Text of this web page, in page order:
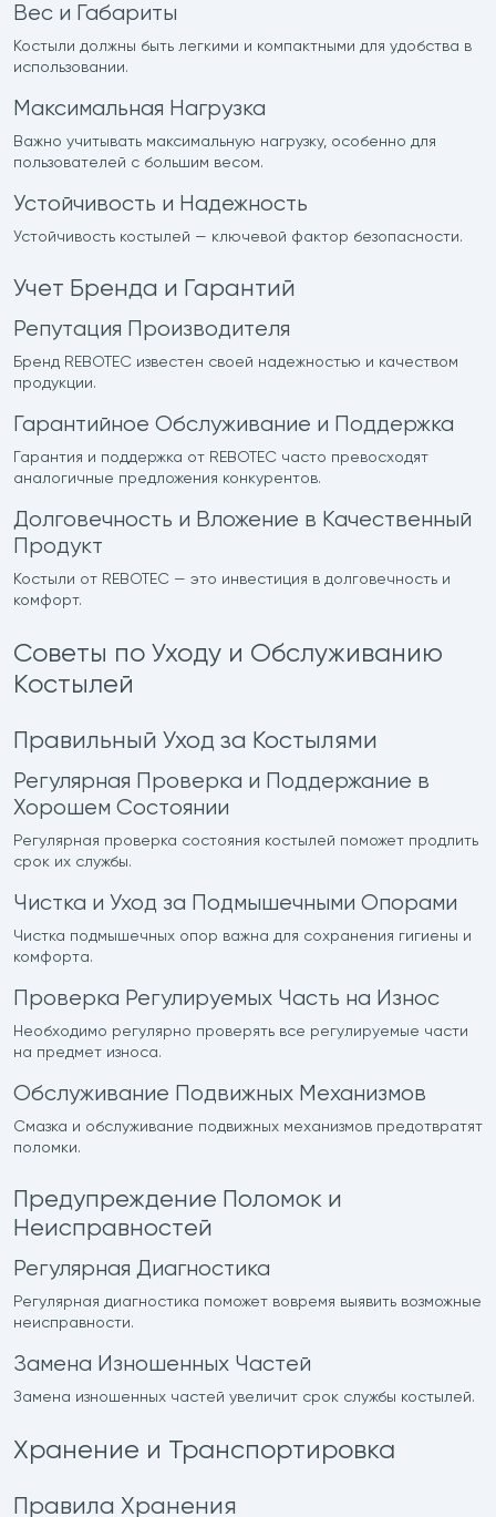
Вес и Габариты
Костыли должны быть легкими и компактными для удобства в
использовании.
Максимальная Нагрузка
Важно учитывать максимальную нагрузку, особенно для
пользователей с большим весом.
Устойчивость и Надежность
Устойчивость костылей — ключевой фактор безопасности.
Учет Бренда и Гарантий
Репутация Производителя
Бренд REBOTEC известен своей надежностью и качеством
продукции.
Гарантийное Обслуживание и Поддержка
Гарантия и поддержка от REBOTEC часто превосходят
аналогичные предложения конкурентов.
Долговечность и Вложение в Качественный
Продукт
Костыли от REBOTEC — это инвестиция в долговечность и
комфорт.
Советы по Уходу и Обслуживанию
Костылей
Правильный Уход за Костылями
Регулярная Проверка и Поддержание в
Хорошем Состоянии
Регулярная проверка состояния костылей поможет продлить
срок их службы.
Чистка и Уход за Подмышечными Опорами
Чистка подмышечных опор важна для сохранения гигиены и
комфорта.
Проверка Регулируемых Часть на Износ
Необходимо регулярно проверять все регулируемые части
на предмет износа.
Обслуживание Подвижных Механизмов
Смазка и обслуживание подвижных механизмов предотвратят
поломки.
Предупреждение Поломок и
Неисправностей
Регулярная Диагностика
Регулярная диагностика поможет вовремя выявить возможные
неисправности.
Замена Изношенных Частей
Замена изношенных частей увеличит срок службы костылей.
Хранение и Транспортировка
Правила Хранения